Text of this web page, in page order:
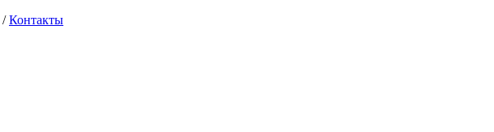
/Контакты